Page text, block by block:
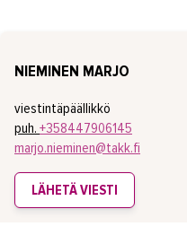
NIEMINEN MARJO
viestintäpäällikkö
puh. +358447906145
marjo.nieminen@takk.fi
LÄHETÄ VIESTI